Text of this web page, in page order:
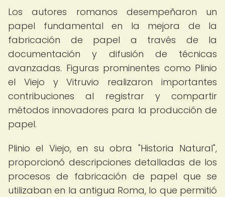
Los autores romanos desempeñaron un
papel fundamental en la mejora de la
fabricación de papel a través de la
documentación y difusión de técnicas
avanzadas. Figuras prominentes como Plinio
el Viejo y Vitruvio realizaron importantes
contribuciones al registrar y compartir
métodos innovadores para la producción de
papel.
Plinio el Viejo, en su obra "Historia Natural",
proporcionó descripciones detalladas de los
procesos de fabricación de papel que se
utilizaban en la antigua Roma, lo que permitió